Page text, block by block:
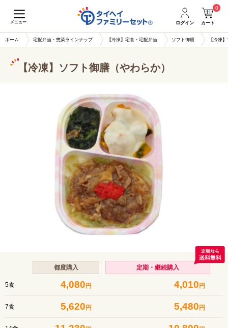
メニュー ログイン カート
0
ホーム 宅配弁当・惣菜ラインナップ 【冷凍】宅食・宅配弁当 ソフト御膳 【冷凍
【冷凍】ソフト御膳（やわらか）
都度購入 定期・継続購入
5食 4,080円 4,010円
7食 5,620円 5,480円